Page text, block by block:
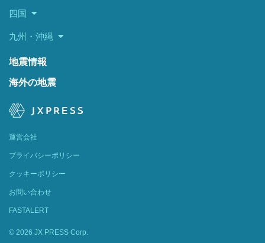
四国
九州・沖縄
地震情報
海外の地震
運営会社
プライバシーポリシー
クッキーポリシー
お問い合わせ
FASTALERT
© 2026 JX PRESS Corp.